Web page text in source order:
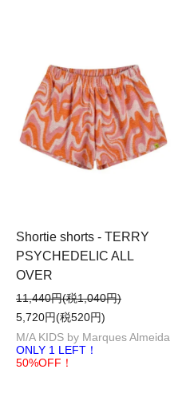
Shortie shorts - TERRY
PSYCHEDELIC ALL
OVER
11,440円(税1,040円)
5,720円(税520円)
M/A KIDS by Marques Almeida
ONLY 1 LEFT！
50%OFF！